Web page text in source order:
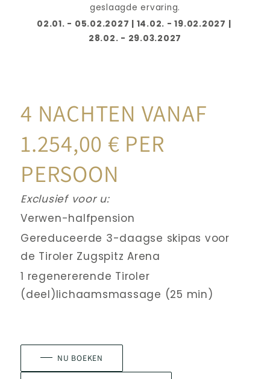
geslaagde ervaring.
02.01. - 05.02.2027 | 14.02. - 19.02.2027 |
28.02. - 29.03.2027
4 NACHTEN VANAF
1.254,00 € PER
PERSOON
Exclusief voor u:
Verwen-halfpension
Gereduceerde 3-daagse skipas voor
de Tiroler Zugspitz Arena
1 regenererende Tiroler
(deel)lichaamsmassage (25 min)
NU BOEKEN